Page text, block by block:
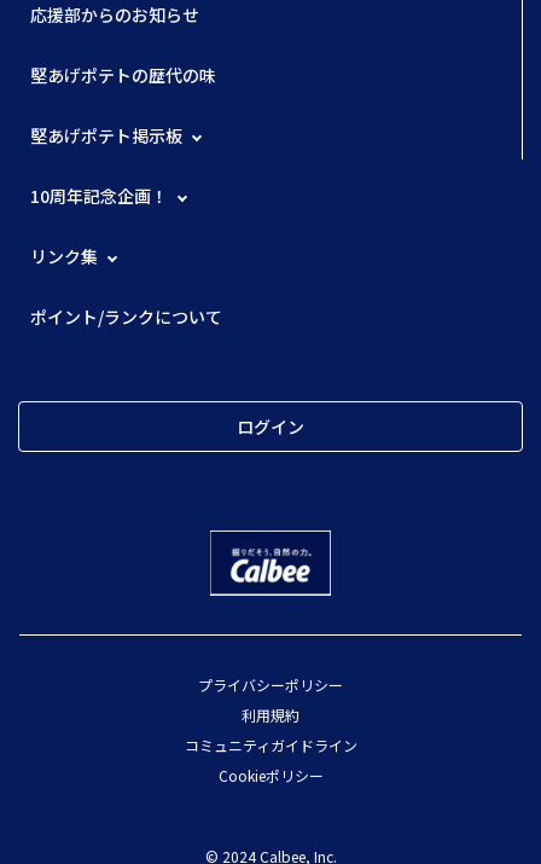
応援部からのお知らせ
堅あげポテトの歴代の味
堅あげポテト掲示板
10周年記念企画！
リンク集
ポイント/ランクについて
ログイン
プライバシーポリシー
利用規約
コミュニティガイドライン
Cookieポリシー
© 2024 Calbee, Inc.